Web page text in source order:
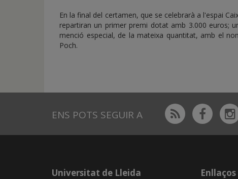
En la final del certamen, que se celebrarà a l'espai
repartiran un primer premi dotat amb 3.000 euros;
menció especial, de la mateixa quantitat, amb el
Poch.
ENS POTS SEGUIR A Rss
Universitat de Lleida Enllaços